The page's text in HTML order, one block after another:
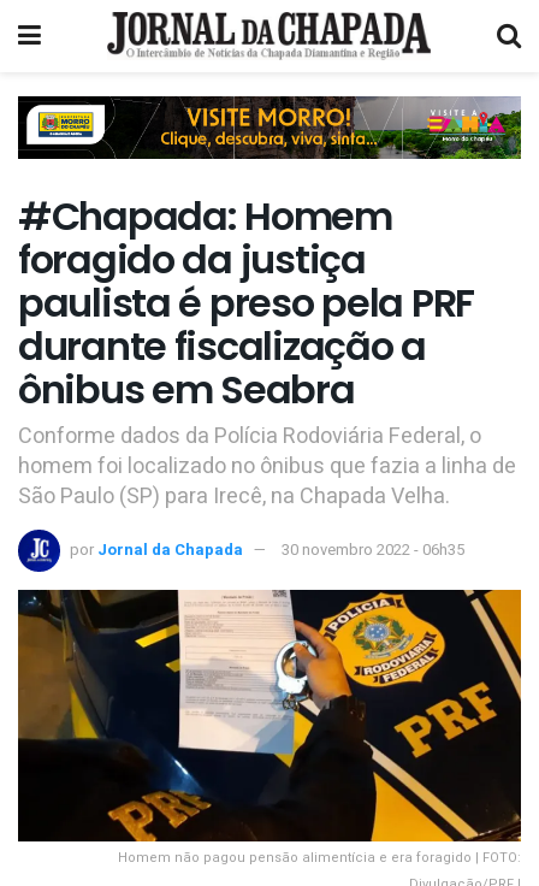
#Chapada: Homem
foragido da justiça
paulista é preso pela PRF
durante fiscalização a
ônibus em Seabra
Conforme dados da Polícia Rodoviária Federal, o
homem foi localizado no ônibus que fazia a linha de
São Paulo (SP) para Irecê, na Chapada Velha.
por Jornal da Chapada 30 novembro 2022 - 06h35
Homem não pagou pensão alimentícia e era foragido | FOTO: